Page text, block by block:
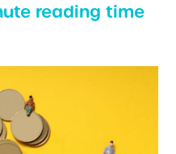
reading time